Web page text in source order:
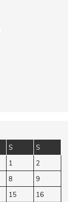
S
S
1
2
8
9
15
16